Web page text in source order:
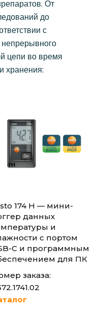
От
до
с
цепи во время
хранения:
174 H — мини-
данных
и
с портом
C и программным
для ПК
заказа: